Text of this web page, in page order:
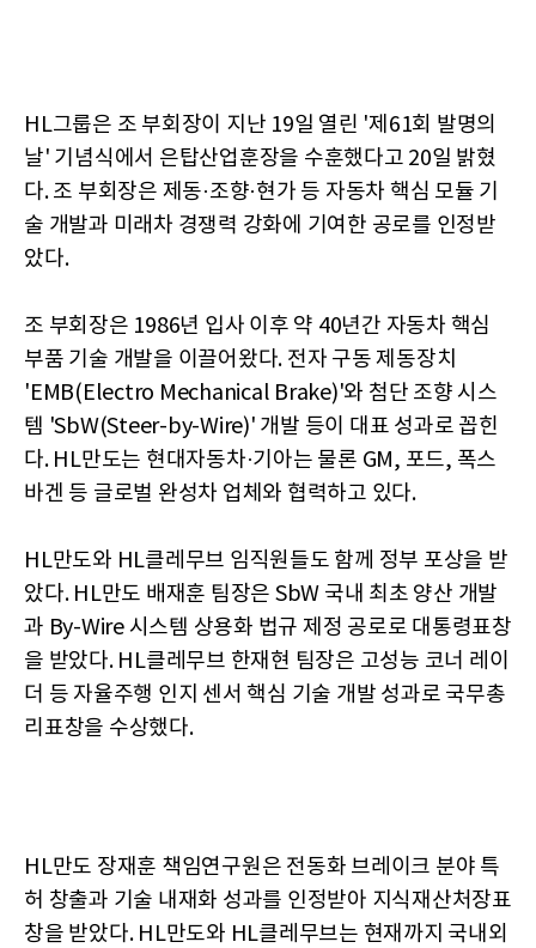
HL그룹은 조 부회장이 지난 19일 열린 '제61회 발명의
날' 기념식에서 은탑산업훈장을 수훈했다고 20일 밝혔
다. 조 부회장은 제동·조향·현가 등 자동차 핵심 모듈 기
술 개발과 미래차 경쟁력 강화에 기여한 공로를 인정받
았다.
조 부회장은 1986년 입사 이후 약 40년간 자동차 핵심
부품 기술 개발을 이끌어왔다. 전자 구동 제동장치
'EMB(Electro Mechanical Brake)'와 첨단 조향 시스
템 'SbW(Steer-by-Wire)' 개발 등이 대표 성과로 꼽힌
다. HL만도는 현대자동차·기아는 물론 GM, 포드, 폭스
바겐 등 글로벌 완성차 업체와 협력하고 있다.
HL만도와 HL클레무브 임직원들도 함께 정부 포상을 받
았다. HL만도 배재훈 팀장은 SbW 국내 최초 양산 개발
과 By-Wire 시스템 상용화 법규 제정 공로로 대통령표창
을 받았다. HL클레무브 한재현 팀장은 고성능 코너 레이
더 등 자율주행 인지 센서 핵심 기술 개발 성과로 국무총
리표창을 수상했다.
HL만도 장재훈 책임연구원은 전동화 브레이크 분야 특
허 창출과 기술 내재화 성과를 인정받아 지식재산처장표
창을 받았다. HL만도와 HL클레무브는 현재까지 국내외